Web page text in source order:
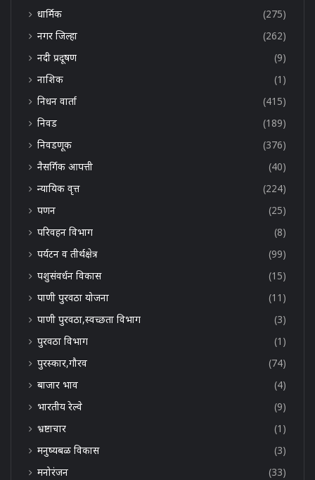
धार्मिक
(275)
नगर जिल्हा
(262)
नदी प्रदूषण
(9)
नाशिक
(1)
निधन वार्ता
(415)
निवड
(189)
निवडणूक
(376)
नैसर्गिक आपत्ती
(40)
न्यायिक वृत्त
(224)
पणन
(25)
परिवहन विभाग
(8)
पर्यटन व तीर्थक्षेत्र
(99)
पशुसंवर्धन विकास
(15)
पाणी पुरवठा योजना
(11)
पाणी पुरवठा,स्वच्छता विभाग
(3)
पुरवठा विभाग
(1)
पुरस्कार,गौरव
(74)
बाजार भाव
(4)
भारतीय रेल्वे
(9)
भ्रष्टाचार
(1)
मनुष्यबळ विकास
(3)
मनोरंजन
(33)